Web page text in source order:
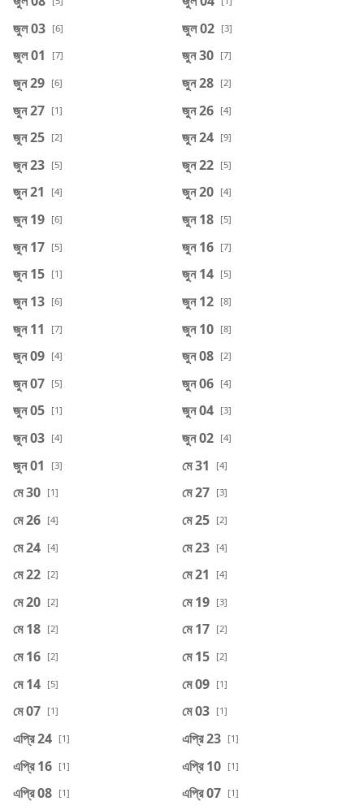
জুল 03 [6] জুল 02 [3]
জুল 01 [7] জুন 30 [7]
জুন 29 [6] জুন 28 [2]
জুন 27 [1] জুন 26 [4]
জুন 25 [2] জুন 24 [9]
জুন 23 [5] জুন 22 [5]
জুন 21 [4] জুন 20 [4]
জুন 19 [6] জুন 18 [5]
জুন 17 [5] জুন 16 [7]
জুন 15 [1] জুন 14 [5]
জুন 13 [6] জুন 12 [8]
জুন 11 [7] জুন 10 [8]
জুন 09 [4] জুন 08 [2]
জুন 07 [5] জুন 06 [4]
জুন 05 [1] জুন 04 [3]
জুন 03 [4] জুন 02 [4]
জুন 01 [3] মে 31 [4]
মে 30 [1] মে 27 [3]
মে 26 [4] মে 25 [2]
মে 24 [4] মে 23 [4]
মে 22 [2] মে 21 [4]
মে 20 [2] মে 19 [3]
মে 18 [2] মে 17 [2]
মে 16 [2] মে 15 [2]
মে 14 [5] মে 09 [1]
মে 07 [1] মে 03 [1]
এপ্রি 24 [1] এপ্রি 23 [1]
এপ্রি 16 [1] এপ্রি 10 [1]
এপ্রি 08 [1] এপ্রি 07 [1]